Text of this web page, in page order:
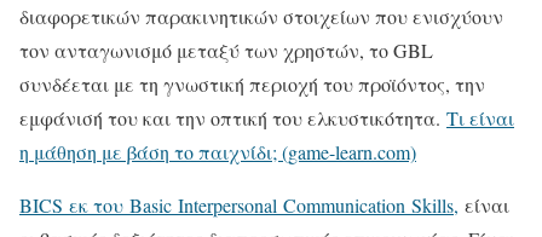
διαφορετικών παρακινητικών στοιχείων που ενισχύουν
τον ανταγωνισμό μεταξύ των χρηστών, το GBL
συνδέεται με τη γνωστική περιοχή του προϊόντος, την
εμφάνισή του και την οπτική του ελκυστικότητα. Τι είναι
η μάθηση με βάση το παιχνίδι; (game-learn.com)
BICS εκ του Basic Interpersonal Communication Skills, είναι